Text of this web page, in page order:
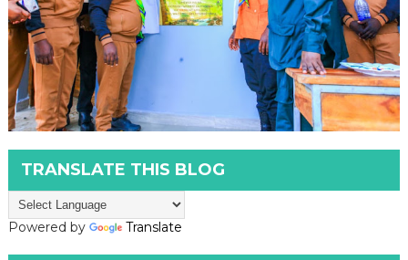
TRANSLATE THIS BLOG
Powered by Translate